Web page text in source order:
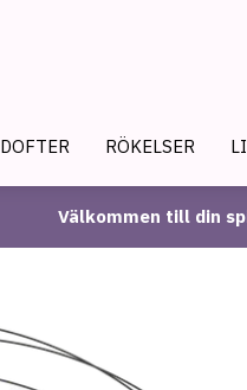
DOFTER RÖKELSER
Välkommen till din